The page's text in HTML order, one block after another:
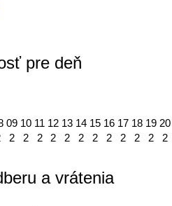
pre deň
09 10 11 12 13 14 15 16 17 18 19 20
2 2 2 2 2 2 2 2 2 2 2 2
a vrátenia